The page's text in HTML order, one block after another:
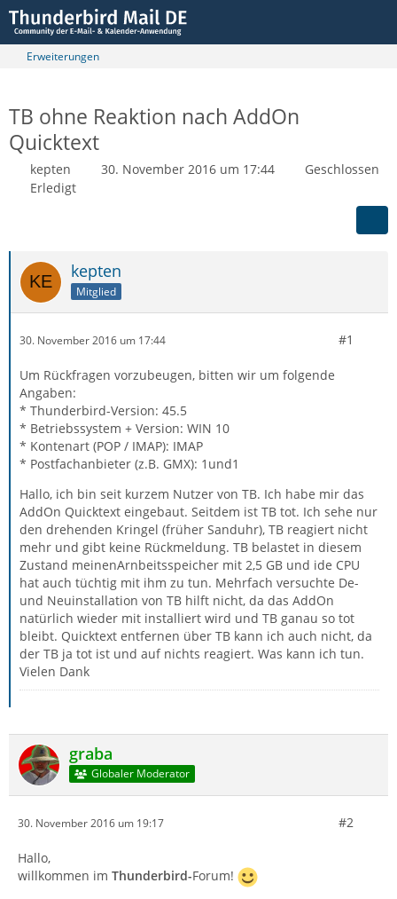
Erweiterungen
TB ohne Reaktion nach AddOn
Quicktext
kepten 30. November 2016 um 17:44
Geschlossen
Erledigt
kepten
Mitglied
30. November 2016 um 17:44 #1
Um Rückfragen vorzubeugen, bitten wir um folgende
Angaben:
* Thunderbird-Version: 45.5
* Betriebssystem + Version: WIN 10
* Kontenart (POP / IMAP): IMAP
* Postfachanbieter (z.B. GMX): 1und1
Hallo, ich bin seit kurzem Nutzer von TB. Ich habe mir das
AddOn Quicktext eingebaut. Seitdem ist TB tot. Ich sehe nur
den drehenden Kringel (früher Sanduhr), TB reagiert nicht
mehr und gibt keine Rückmeldung. TB belastet in diesem
Zustand meinenArnbeitsspeicher mit 2,5 GB und ide CPU
hat auch tüchtig mit ihm zu tun. Mehrfach versuchte De-
und Neuinstallation von TB hilft nicht, da das AddOn
natürlich wieder mit installiert wird und TB ganau so tot
bleibt. Quicktext entfernen über TB kann ich auch nicht, da
der TB ja tot ist und auf nichts reagiert. Was kann ich tun.
Vielen Dank
graba
Globaler Moderator
30. November 2016 um 19:17 #2
Hallo,
willkommen im Thunderbird-Forum!